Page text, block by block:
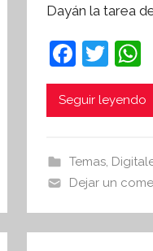
Dayán la tarea
F
a
c
b
o
o
k
T
w
itt at
Seguir leyendo
Temas,
Dejar un